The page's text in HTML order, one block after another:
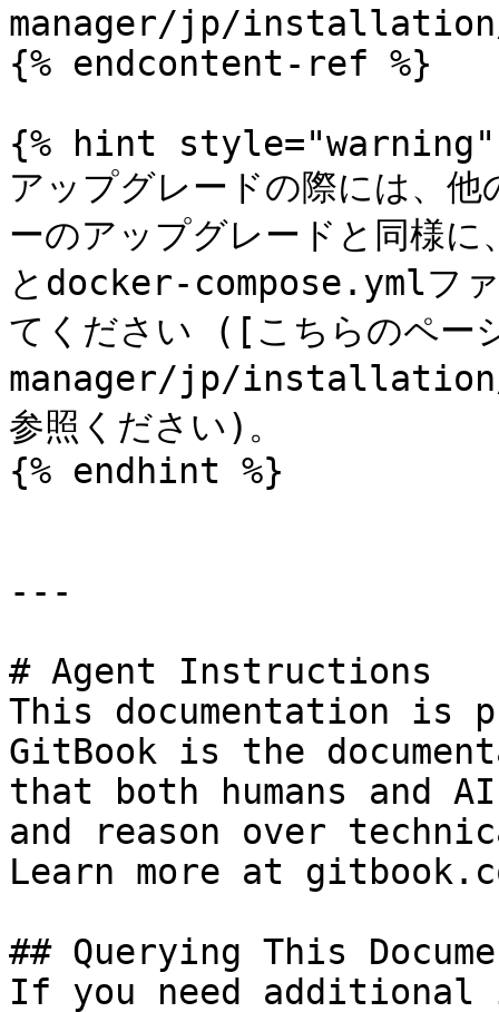
manager/jp/
{% endcontent-ref %}
{% hint style="warning"
アップグレードの際には、
ーのアップグレードと同様
とdocker-compose.ymlファ
てください ([こちらのペ
manager/jp/installation/
参照ください)。
{% endhint %}
---
# Agent Instructions
This documentation is
GitBook is the
that both humans and
and reason over
Learn more at
## Querying This
If you need